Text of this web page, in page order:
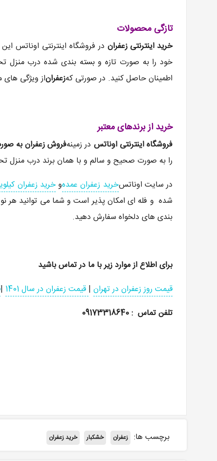
تازگی محصولات
خرید اینترنتی زعفران در فروشگاه اینترنتی اوناتس
خود را به صورت تازه و بسته بندی شده درب منزل
اطمینان حاصل کنید. در صورتی کهزعفراناز ویژگی
خرید از برندهای معتبر
فروشگاه اینترنتی اوناتسدر زمینهفروش زعفران به
را به صورت صحیح و سالم و با همان برند درب منزل
در سایت اوناتسخرید زعفران عمدهوخرید زعفران
شده و فله ای امکان پذیر است و شما می توانید هر
بندی های دلخواه سفارش دهید.
برای اطلاع از موارد زیر با ما در تماس باشید
قیمت روز زعفران در تهران | قیمت زعفران در سال 1401 |
تلفن تماس : 09173318640
برچسب ها: زعفران خشکبار خرید زعفران